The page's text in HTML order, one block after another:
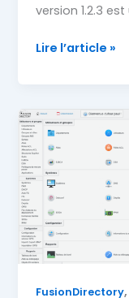
version 1.2.3
FusionDirectory
!
Lire l’article »
FusionDirectory,